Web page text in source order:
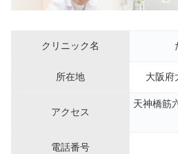
クリニック名
所在地 大阪府
アクセス
天神橋筋
電話番号